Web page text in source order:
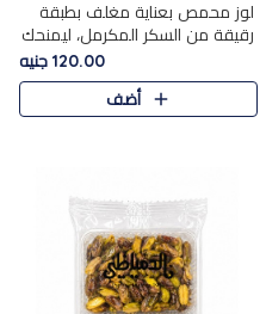
لوز محمص بعناية مغلف بطبقة
رقيقة من السكر المكرمل، ليمنحك
قرمشة راقية ونكهة غنية تبرز
فخامة اللوز في كل قطعة.
120.00 جنيه
أضف